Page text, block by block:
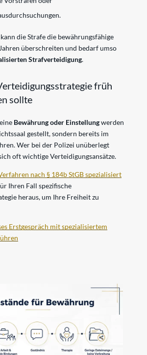
die Strafe die bewährungsfähige
überschreiten und bedarf umso
Strafverteidigung.
früh
sollte
Bewährung oder Einstellungwerden
gestellt, sondern bereits im
Wer bei der Polizei unüberlegt
oft wichtige Verteidigungsansätze.
nach § 184b StGB spezialisiert
Ihren Fall spezifische
heraus, um Ihre Freiheit zu
Erstgespräch mit spezialisiertem